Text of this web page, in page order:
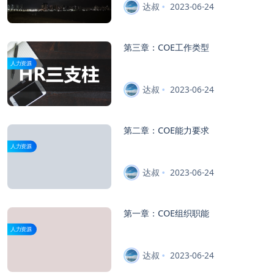
达叔 2023-06-24
人力资源
第三章：COE工作类型
达叔 2023-06-24
人力资源
第二章：COE能力要求
达叔 2023-06-24
人力资源
第一章：COE组织职能
达叔 2023-06-24